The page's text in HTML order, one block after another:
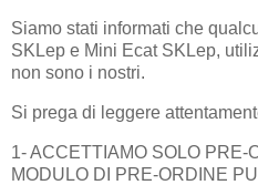
Siamo stati informati che
SKLep e Mini Ecat SKLep,
non sono i nostri.
Si prega di leggere
1- ACCETTIAMO SOLO PRE-
MODULO DI PRE-ORDINE